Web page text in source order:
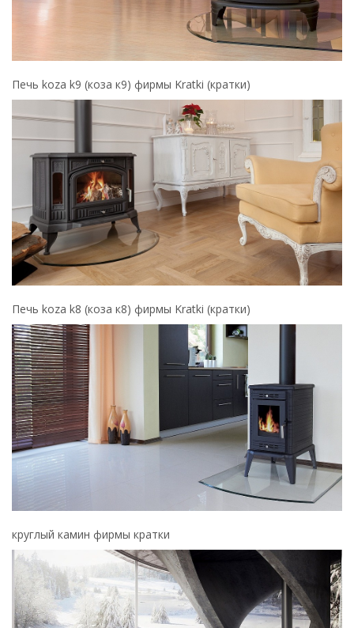
Печь koza k9 (коза к9) фирмы Kratki (кратки)
Печь koza k8 (коза к8) фирмы Kratki (кратки)
круглый камин фирмы кратки